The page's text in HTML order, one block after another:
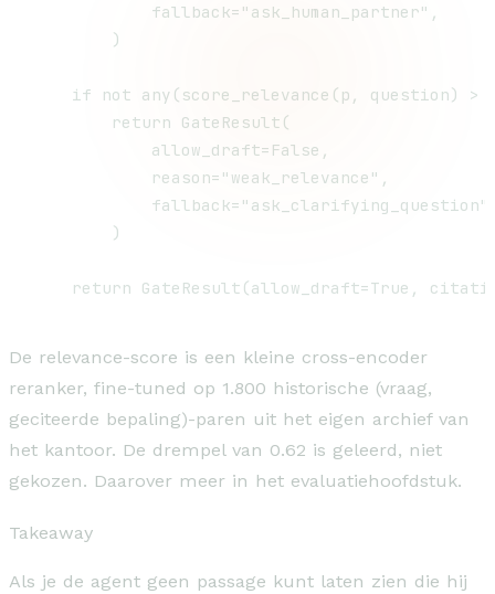
            fallback="ask_human_partner",
        )
if not any(score_relevance(p, question) >
        return GateResult(
            allow_draft=False,
            reason="weak_relevance",
        )
De relevance-score is een kleine cross-encoder
reranker, fine-tuned op 1.800 historische (vraag,
geciteerde bepaling)-paren uit het eigen archief van
het kantoor. De drempel van 0.62 is geleerd, niet
gekozen. Daarover meer in het evaluatiehoofdstuk.
Takeaway
Als je de agent geen passage kunt laten zien die hij